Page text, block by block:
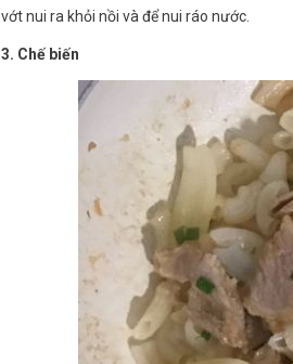
vớt nui ra khỏi nồi và để nui ráo nước.
3. Chế biến